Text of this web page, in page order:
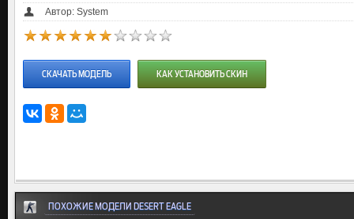
Автор: System
СКАЧАТЬ МОДЕЛЬ КАК УСТАНОВИТЬ СКИН
ПОХОЖИЕ МОДЕЛИ DESERT EAGLE